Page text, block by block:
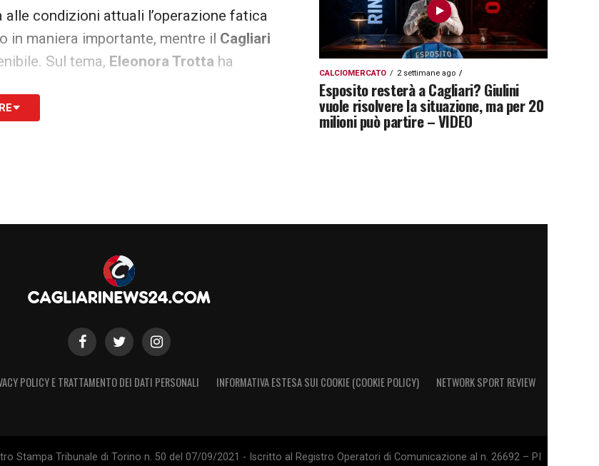
alle condizioni attuali l’operazione fatica
in maniera importante, mentre il Cagliari
Sul tema, Eleonora Trotta ha
condizioni del Catanzaro. Per entrare
considerare, perché il profilo diFavasuli
continua a monitorare la situazione in vista
di più squadre di Serie A potrebbe
dovesse mantenere una
intorno al giocatore.
e Gaetano. Mina in uscita?
CALCIOMERCATO 2 settimane ago
Esposito resterà a Cagliari? Giulini
vuole risolvere la situazione, ma per 20
milioni può partire – VIDEO
POLICY E TRATTAMENTO DEI DATI PERSONALI INFORMATIVA ESTESA SUI COOKIE (COOKIE POLICY) NETWORK SPORT REVIEW
Stampa Tribunale di Torino n. 50 del 07/09/2021 - Iscritto al Registro Operatori di Comunicazione al n. 26692 – PI